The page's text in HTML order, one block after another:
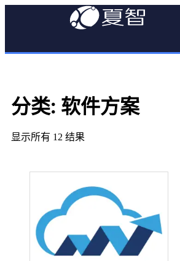
分类: 软件方案
显示所有 12 结果